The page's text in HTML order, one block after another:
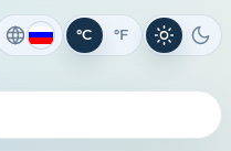
°C °F Светлая